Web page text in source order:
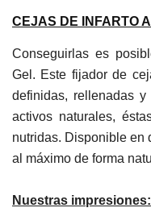
CEJAS DE INFARTO
Conseguirlas es
Gel. Este fijador de
definidas, rellenadas
activos naturales,
nutridas. Disponible en
al máximo de forma
Nuestras impresiones: